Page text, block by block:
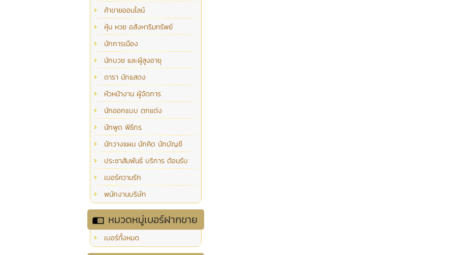
ค้าขายออนไลน์
หุ้น หวย อสังหาริมทรัพย์
นักการเมือง
นักบวช และผู้สูงอายุ
ดารา นักแสดง
หัวหน้างาน ผู้จัดการ
นักออกแบบ ตกแต่ง
นักพูด พิธีกร
นักวางแผน นักคิด นักบัญชี
ประชาสัมพันธ์ บริการ ต้อนรับ
เบอร์ความรัก
พนักงานบริษัท
หมวดหมู่เบอร์ฝากขาย
เบอร์ทั้งหมด